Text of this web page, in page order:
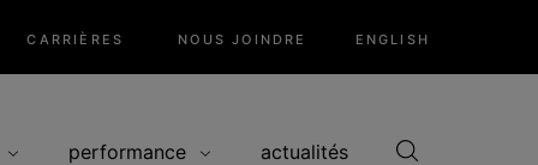
CARRIÈRES NOUS JOINDRE ENGLISH
performance actualités